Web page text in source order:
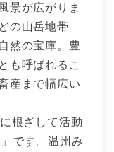
景が広がりま
の山岳地帯
然の宝庫。豊
も呼ばれるこ
産まで幅広い
根ざして活動
です。温州み